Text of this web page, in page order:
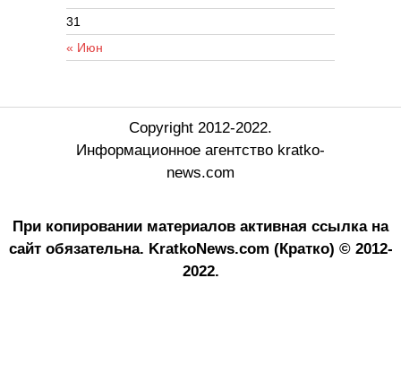
« Июн
31
Copyright 2012-2022.
Информационное агентство kratko-
news.com
При копировании материалов активная ссылка на
сайт обязательна. KratkoNews.com (Кратко) © 2012-
2022.